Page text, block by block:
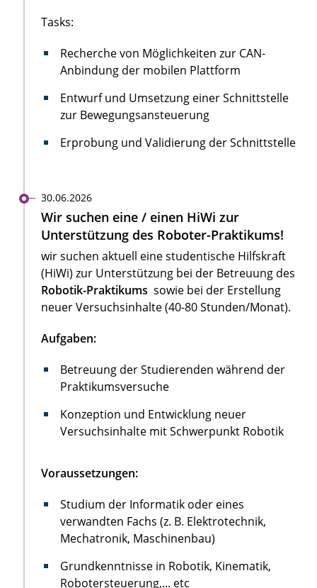
Tasks:
Recherche von Möglichkeiten zur CAN-
Anbindung der mobilen Plattform
Entwurf und Umsetzung einer Schnittstelle
zur Bewegungsansteuerung
Erprobung und Validierung der Schnittstelle
30.06.2026
Wir suchen eine / einen HiWi zur
Unterstützung des Roboter-Praktikums!
wir suchen aktuell eine studentische Hilfskraft
(HiWi) zur Unterstützung bei der Betreuung des
Robotik-Praktikums sowie bei der Erstellung
neuer Versuchsinhalte (40-80 Stunden/Monat).
Aufgaben:
Betreuung der Studierenden während der
Praktikumsversuche
Konzeption und Entwicklung neuer
Versuchsinhalte mit Schwerpunkt Robotik
Voraussetzungen:
Studium der Informatik oder eines
verwandten Fachs (z. B. Elektrotechnik,
Mechatronik, Maschinenbau)
Grundkenntnisse in Robotik, Kinematik,
Robotersteuerung,... etc